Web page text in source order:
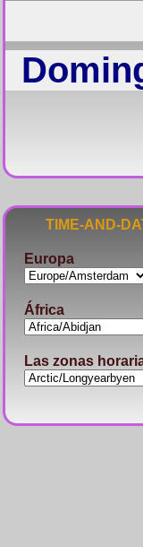
TIME-AND-
Europa
África
Las zonas